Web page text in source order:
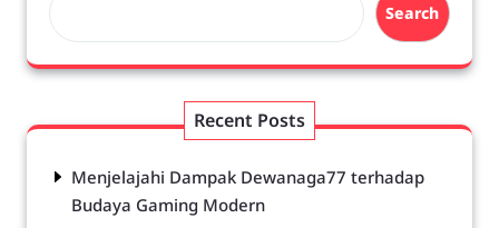
Search
Recent Posts
Menjelajahi Dampak Dewanaga77 terhadap
Budaya Gaming Modern